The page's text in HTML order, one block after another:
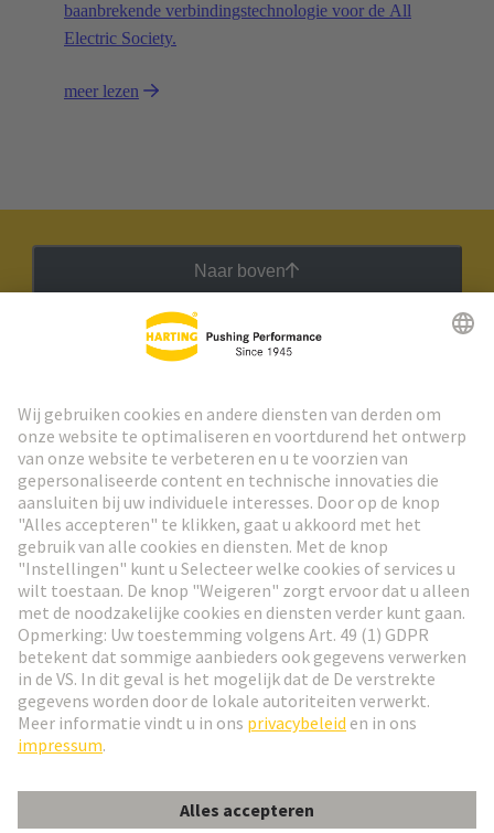
baanbrekende verbindingstechnologie voor de All
Electric Society.
meer lezen
Naar boven
Ga naar registratie
Social Media
Nederlands
© HARTING Technology Group